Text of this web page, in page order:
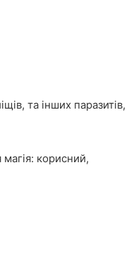
та інших паразитів,
корисний,